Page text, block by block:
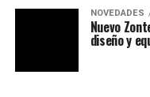
NOVEDADES
Nuevo
diseño y